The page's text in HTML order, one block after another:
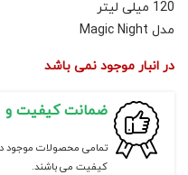
120 میلی لیتر
مدل Magic Night
در انبار موجود نمی باشد
ضمانت کیفیت و
تمامی محصولات موجود
کیفیت می باشند.